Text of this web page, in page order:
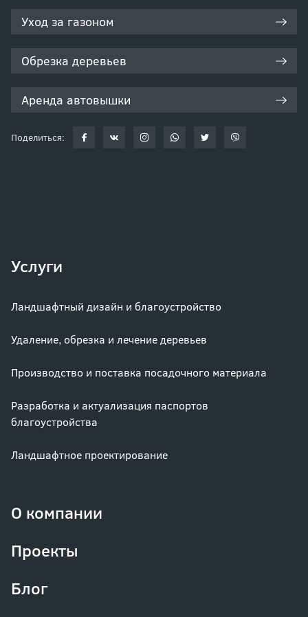
Уход за газоном
Обрезка деревьев
Аренда автовышки
Поделиться:
Услуги
Ландшафтный дизайн и благоустройство
Удаление, обрезка и лечение деревьев
Производство и поставка посадочного материала
Разработка и актуализация паспортов
благоустройства
Ландшафтное проектирование
О компании
Проекты
Блог